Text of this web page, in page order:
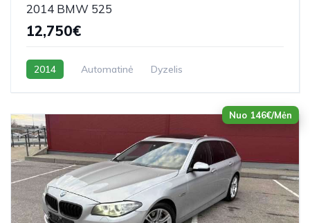
2014 BMW 525
12,750€
2014 Automatinė Dyzelis
Nuo 146€/Mėn